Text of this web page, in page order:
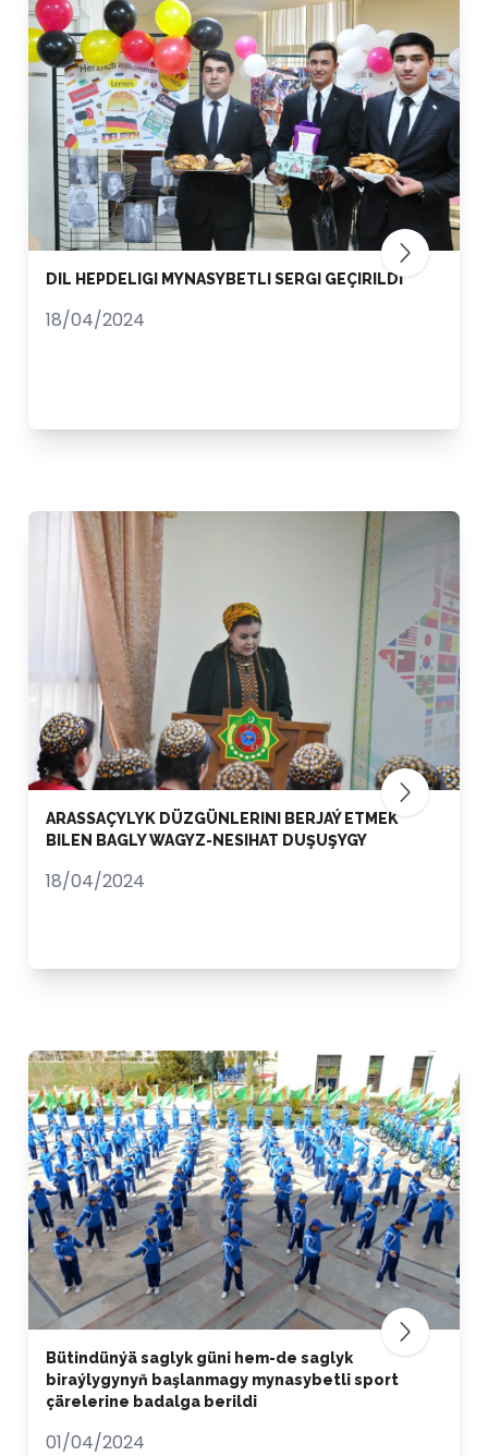
DIL HEPDELIGI MYNASYBETLI SERGI GEÇIRILDI
18/04/2024
ARASSAÇYLYK DÜZGÜNLERINI BERJAÝ ETMEK
BILEN BAGLY WAGYZ-NESIHAT DUŞUŞYGY
18/04/2024
Bütindünýä saglyk güni hem-de saglyk
biraýlygynyň başlanmagy mynasybetli sport
çärelerine badalga berildi
01/04/2024